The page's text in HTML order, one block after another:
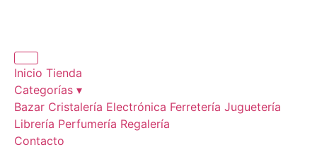
Inicio Tienda
Categorías ▾
Bazar Cristalería Electrónica Ferretería Juguetería
Librería Perfumería Regalería
Contacto